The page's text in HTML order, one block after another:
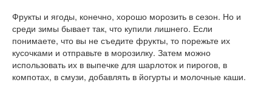
Фрукты и ягоды, конечно, хорошо морозить в сезон. Но и
среди зимы бывает так, что купили лишнего. Если
понимаете, что вы не съедите фрукты, то порежьте их
кусочками и отправьте в морозилку. Затем можно
использовать их в выпечке для шарлоток и пирогов, в
компотах, в смузи, добавлять в йогурты и молочные каши.